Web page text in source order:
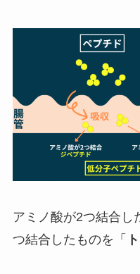
アミノ酸が2つ結合し
つ結合したものを「